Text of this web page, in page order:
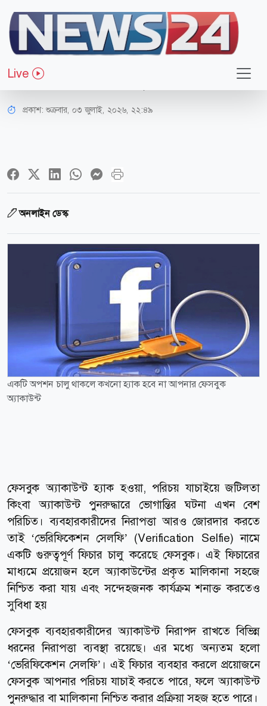
Live
বিজ্ঞান ও প্রযুক্তি
একটি অপশন চালু করলে কখনো হ্যাক
হবে না আপনার ফেসবুক অ্যাকাউন্ট
প্রকাশ: শুক্রবার, ০৩ জুলাই, ২০২৬, ২২:৪৯
অনলাইন ডেস্ক
একটি অপশন চালু থাকলে কখনো হ্যাক হবে না আপনার ফেসবুক
অ্যাকাউন্ট
ফেসবুক অ্যাকাউন্ট হ্যাক হওয়া, পরিচয় যাচাইয়ে জটিলতা
কিংবা অ্যাকাউন্ট পুনরুদ্ধারে ভোগান্তির ঘটনা এখন বেশ
পরিচিত। ব্যবহারকারীদের নিরাপত্তা আরও জোরদার করতে
তাই ‘ভেরিফিকেশন সেলফি’ (Verification Selfie) নামে
একটি গুরুত্বপূর্ণ ফিচার চালু করেছে ফেসবুক। এই ফিচারের
মাধ্যমে প্রয়োজন হলে অ্যাকাউন্টের প্রকৃত মালিকানা সহজে
নিশ্চিত করা যায় এবং সন্দেহজনক কার্যক্রম শনাক্ত করতেও
সুবিধা হয়
ফেসবুক ব্যবহারকারীদের অ্যাকাউন্ট নিরাপদ রাখতে বিভিন্ন
ধরনের নিরাপত্তা ব্যবস্থা রয়েছে। এর মধ্যে অন্যতম হলো
‘ভেরিফিকেশন সেলফি’। এই ফিচার ব্যবহার করলে প্রয়োজনে
ফেসবুক আপনার পরিচয় যাচাই করতে পারে, ফলে অ্যাকাউন্ট
পুনরুদ্ধার বা মালিকানা নিশ্চিত করার প্রক্রিয়া সহজ হতে পারে।